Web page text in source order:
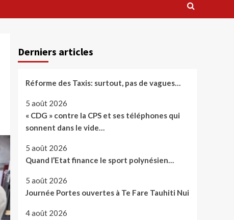
Derniers articles
Réforme des Taxis: surtout, pas de vagues…
5 août 2026
« CDG » contre la CPS et ses téléphones qui
sonnent dans le vide…
5 août 2026
Quand l’Etat finance le sport polynésien…
5 août 2026
Journée Portes ouvertes à Te Fare Tauhiti Nui
4 août 2026